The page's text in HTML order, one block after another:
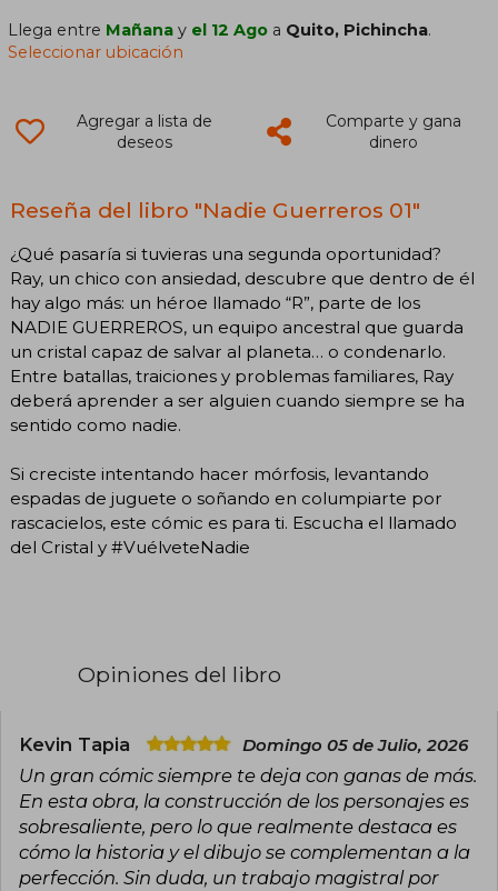
Llega entre Mañana y el 12 Ago a Quito, Pichincha.
Seleccionar ubicación
Agregar a lista de
deseos
Comparte y gana
dinero
Reseña del libro "Nadie Guerreros 01"
¿Qué pasaría si tuvieras una segunda oportunidad?
Ray, un chico con ansiedad, descubre que dentro de él
hay algo más: un héroe llamado “R”, parte de los
NADIE GUERREROS, un equipo ancestral que guarda
un cristal capaz de salvar al planeta… o condenarlo.
Entre batallas, traiciones y problemas familiares, Ray
deberá aprender a ser alguien cuando siempre se ha
sentido como nadie.
Si creciste intentando hacer mórfosis, levantando
espadas de juguete o soñando en columpiarte por
rascacielos, este cómic es para ti. Escucha el llamado
del Cristal y #VuélveteNadie
Opiniones del libro
Kevin Tapia Domingo 05 de Julio, 2026
Un gran cómic siempre te deja con ganas de más.
En esta obra, la construcción de los personajes es
sobresaliente, pero lo que realmente destaca es
cómo la historia y el dibujo se complementan a la
perfección. Sin duda, un trabajo magistral por